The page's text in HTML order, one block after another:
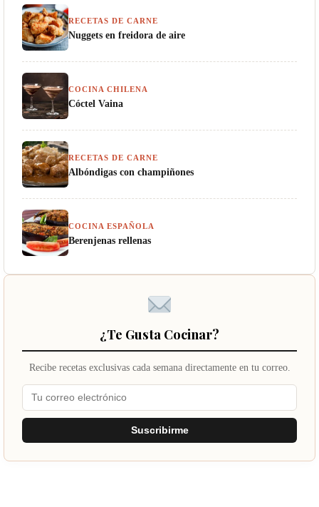
RECETAS DE CARNE
Nuggets en freidora de aire
COCINA CHILENA
Cóctel Vaina
RECETAS DE CARNE
Albóndigas con champiñones
COCINA ESPAÑOLA
Berenjenas rellenas
¿Te Gusta Cocinar?
Recibe recetas exclusivas cada semana directamente en tu correo.
Suscribirme